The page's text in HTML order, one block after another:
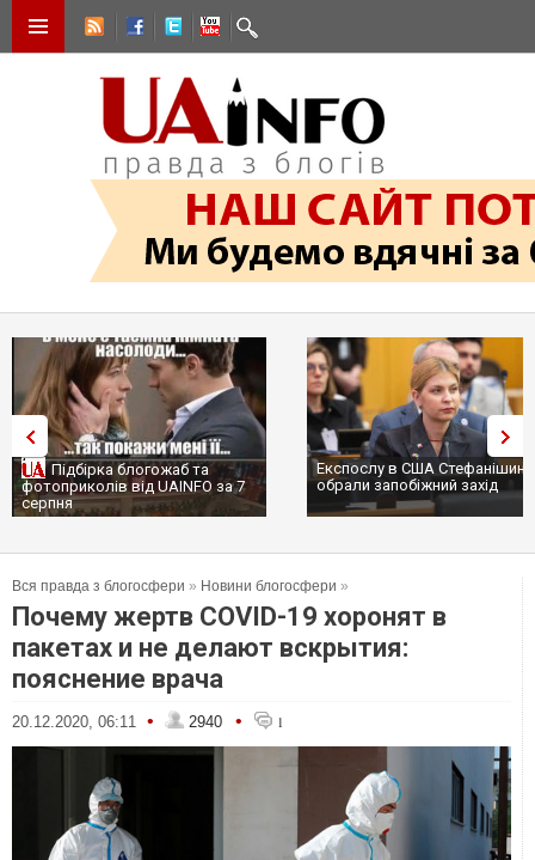
Підбірка блогожаб та
фотоприколів від UAINFO за 7
серпня
Експослу в США
обрали запобіжний захід
Вся правда з блогосфери » Новини блогосфери »
Почему жертв COVID-19 хоронят в
пакетах и не делают вскрытия:
пояснение врача
20.12.2020, 06:11 • 2940 • 1